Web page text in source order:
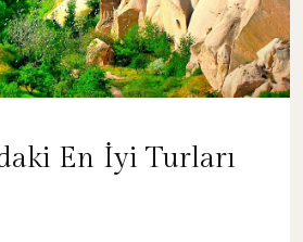
En İyi Turları